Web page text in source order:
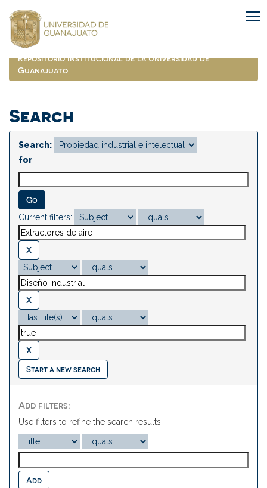
navigation
Repositorio Institucional de la Universidad de
Guanajuato
Search
Search:
for
Current filters:
Start a new search
Add filters:
Use filters to refine the search results.